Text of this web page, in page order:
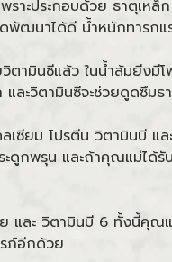
าะประกอบด้วย ธาตุเห
ดพัฒนาได้ดี น้ำหนักทารก
ามินซีแล้ว ในน้ำส้มยีงมี
และวิตามินซีจะช่วยดูดซึ
ลเซียม โปรตีน วิตามินบี
ดูกพรุน และถ้าคุณแม่ได้
และ วิตามินบี 6 ทั้งนี้คุณ
ภ์อีกด้วย